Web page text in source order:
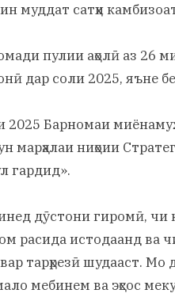
муддат сатҳи
пулии аҳолӣ аз 26
дар соли 2025, яъне
2025 Барномаи
марҳалаи ниҳоии
гардид».
дӯстони гиромӣ, чи
расида истодаанд ва
тарҳрезӣ шудааст. Мо
мебинем ва эҳсос